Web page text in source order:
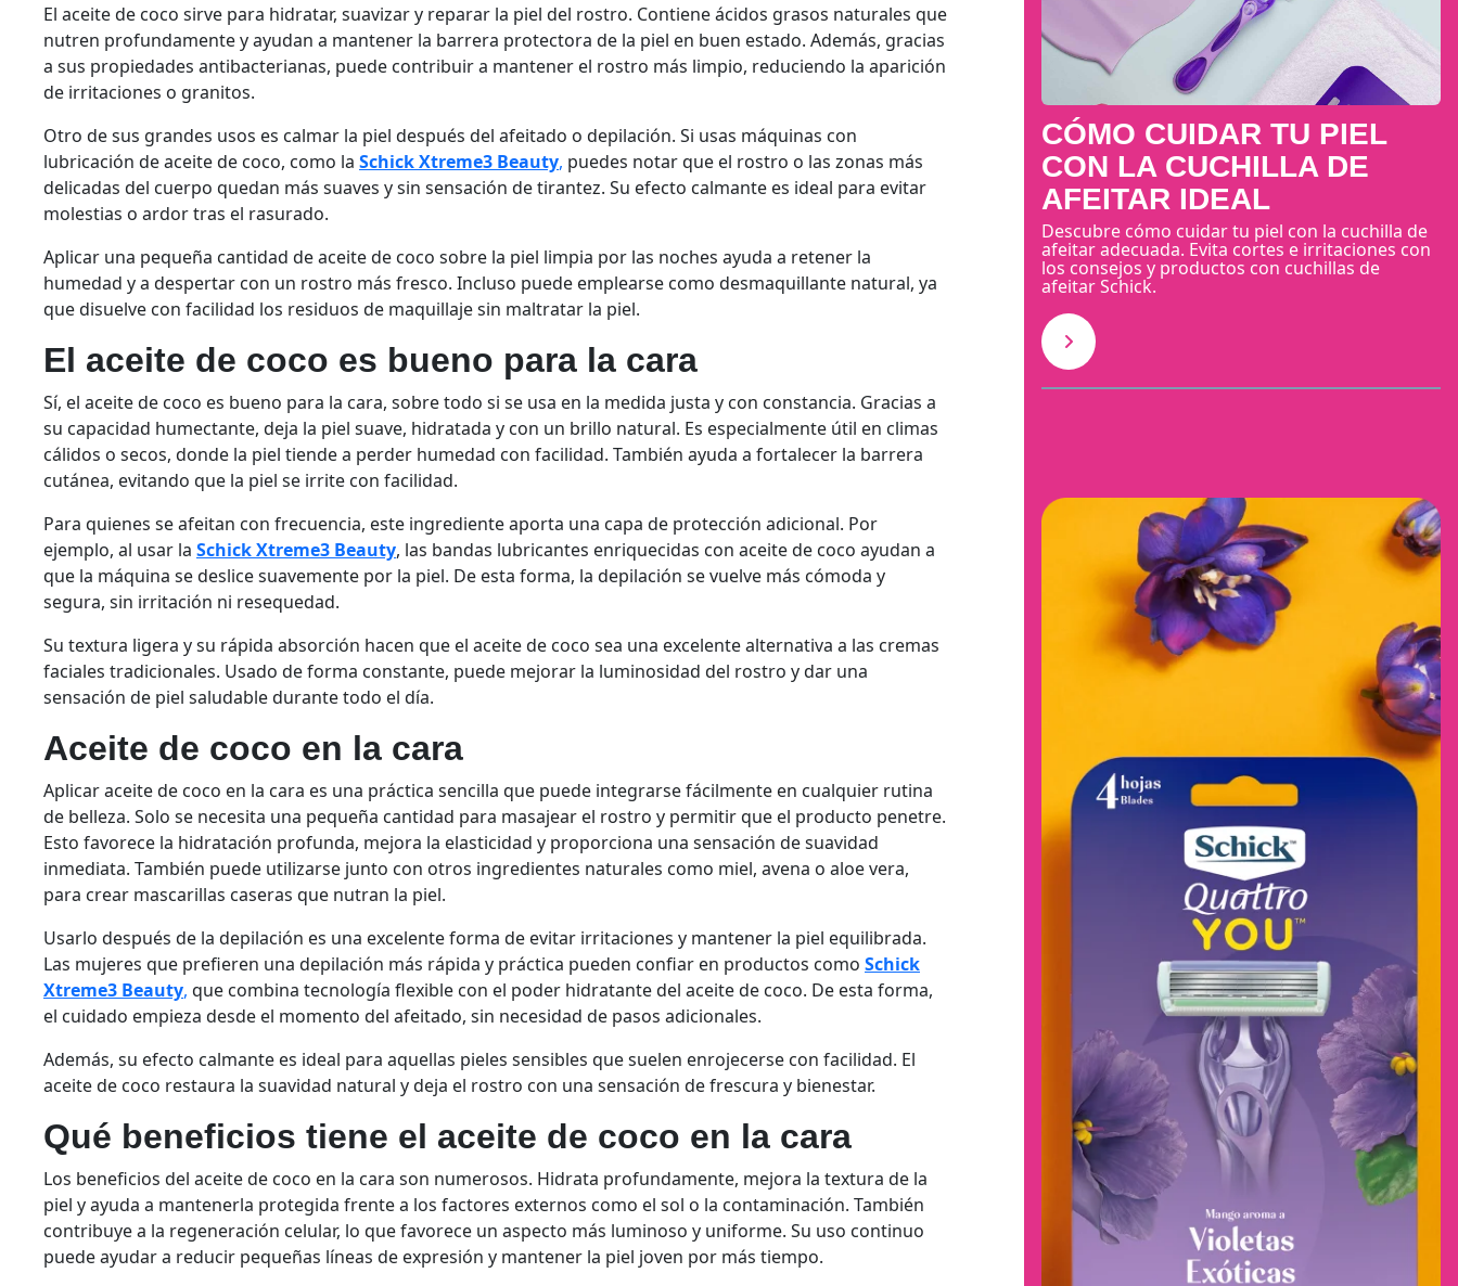
El aceite de coco sirve para hidratar, suavizar y reparar la piel del rostro. Contiene ácidos grasos naturales que
nutren profundamente y ayudan a mantener la barrera protectora de la piel en buen estado. Además, gracias
a sus propiedades antibacterianas, puede contribuir a mantener el rostro más limpio, reduciendo la aparición
de irritaciones o granitos.
Otro de sus grandes usos es calmar la piel después del afeitado o depilación. Si usas máquinas con
lubricación de aceite de coco, como la Schick Xtreme3 Beauty, puedes notar que el rostro o las zonas más
delicadas del cuerpo quedan más suaves y sin sensación de tirantez. Su efecto calmante es ideal para evitar
molestias o ardor tras el rasurado.
Aplicar una pequeña cantidad de aceite de coco sobre la piel limpia por las noches ayuda a retener la
humedad y a despertar con un rostro más fresco. Incluso puede emplearse como desmaquillante natural, ya
que disuelve con facilidad los residuos de maquillaje sin maltratar la piel.
El aceite de coco es bueno para la cara
Sí, el aceite de coco es bueno para la cara, sobre todo si se usa en la medida justa y con constancia. Gracias a
su capacidad humectante, deja la piel suave, hidratada y con un brillo natural. Es especialmente útil en climas
cálidos o secos, donde la piel tiende a perder humedad con facilidad. También ayuda a fortalecer la barrera
cutánea, evitando que la piel se irrite con facilidad.
Para quienes se afeitan con frecuencia, este ingrediente aporta una capa de protección adicional. Por
ejemplo, al usar la Schick Xtreme3 Beauty, las bandas lubricantes enriquecidas con aceite de coco ayudan a
que la máquina se deslice suavemente por la piel. De esta forma, la depilación se vuelve más cómoda y
segura, sin irritación ni resequedad.
Su textura ligera y su rápida absorción hacen que el aceite de coco sea una excelente alternativa a las cremas
faciales tradicionales. Usado de forma constante, puede mejorar la luminosidad del rostro y dar una
sensación de piel saludable durante todo el día.
Aceite de coco en la cara
Aplicar aceite de coco en la cara es una práctica sencilla que puede integrarse fácilmente en cualquier rutina
de belleza. Solo se necesita una pequeña cantidad para masajear el rostro y permitir que el producto penetre.
Esto favorece la hidratación profunda, mejora la elasticidad y proporciona una sensación de suavidad
inmediata. También puede utilizarse junto con otros ingredientes naturales como miel, avena o aloe vera,
para crear mascarillas caseras que nutran la piel.
Usarlo después de la depilación es una excelente forma de evitar irritaciones y mantener la piel equilibrada.
Las mujeres que prefieren una depilación más rápida y práctica pueden confiar en productos como Schick
Xtreme3 Beauty, que combina tecnología flexible con el poder hidratante del aceite de coco. De esta forma,
el cuidado empieza desde el momento del afeitado, sin necesidad de pasos adicionales.
Además, su efecto calmante es ideal para aquellas pieles sensibles que suelen enrojecerse con facilidad. El
aceite de coco restaura la suavidad natural y deja el rostro con una sensación de frescura y bienestar.
Qué beneficios tiene el aceite de coco en la cara
Los beneficios del aceite de coco en la cara son numerosos. Hidrata profundamente, mejora la textura de la
piel y ayuda a mantenerla protegida frente a los factores externos como el sol o la contaminación. También
contribuye a la regeneración celular, lo que favorece un aspecto más luminoso y uniforme. Su uso continuo
puede ayudar a reducir pequeñas líneas de expresión y mantener la piel joven por más tiempo.
CÓMO CUIDAR TU PIEL
CON LA CUCHILLA DE
AFEITAR IDEAL
Descubre cómo cuidar tu piel con la cuchilla de
afeitar adecuada. Evita cortes e irritaciones con
los consejos y productos con cuchillas de
afeitar Schick.